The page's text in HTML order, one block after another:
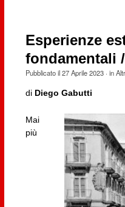
Esperienze
fondamentali
Pubblicato il27 Aprile 2023· in
di Diego Gabutti
Mai
più